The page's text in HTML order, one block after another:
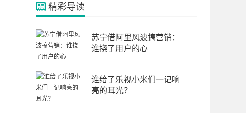
精彩导读
苏宁借阿里风波搞营销：
谁挠了用户的心
谁给了乐视小米们一记响
亮的耳光？